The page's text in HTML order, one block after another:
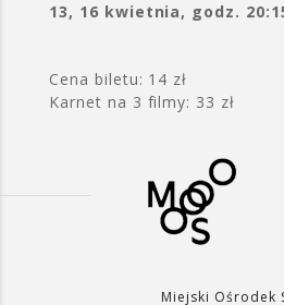
13, 16 kwietnia, godz.
Cena biletu: 14 zł
Karnet na 3 filmy: 33 zł
Miejski Ośrodek